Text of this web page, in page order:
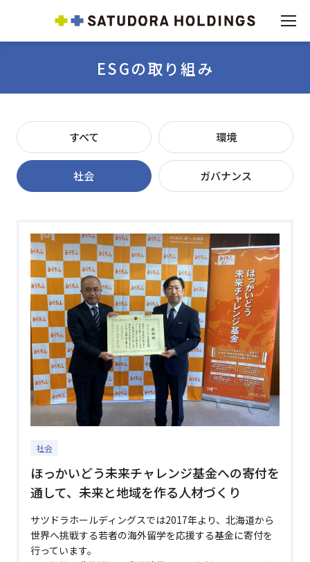
ESGの取り組み
すべて 環境
社会 ガバナンス
社会
ほっかいどう未来チャレンジ基金への寄付を
通して、未来と地域を作る人材づくり
サツドラホールディングスでは2017年より、北海道から
世界へ挑戦する若者の海外留学を応援する基金に寄付を
行っています。